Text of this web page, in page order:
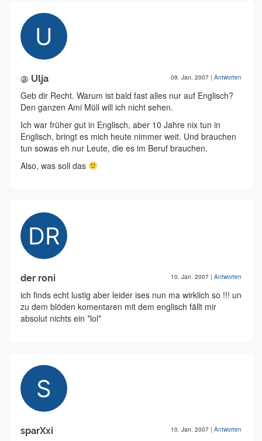
@ Ulja 09. Jan. 2007 | Antworten
Geb dir Recht. Warum ist bald fast alles nur auf Englisch?
Den ganzen Ami Müll will ich nicht sehen.
Ich war früher gut in Englisch, aber 10 Jahre nix tun in
Englisch, bringt es mich heute nimmer weit. Und brauchen
tun sowas eh nur Leute, die es im Beruf brauchen.
Also, was soll das
der roni 10. Jan. 2007 | Antworten
ich finds echt lustig aber leider ises nun ma wirklich so !!! un
zu dem blöden komentaren mit dem englisch fällt mir
absolut nichts ein *lol*
sparXxi 10. Jan. 2007 | Antworten